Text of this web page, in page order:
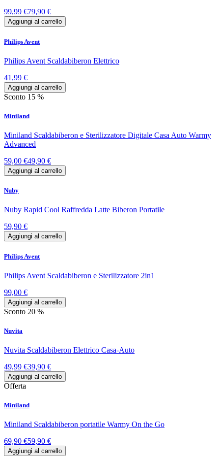
99,99 €79,90 €
Aggiungi al carrello
Philips Avent
Philips Avent Scaldabiberon Elettrico
41,99 €
Aggiungi al carrello
Sconto 15 %
Miniland
Miniland Scaldabiberon e Sterilizzatore Digitale Casa Auto Warmy
Advanced
59,00 €49,90 €
Aggiungi al carrello
Nuby
Nuby Rapid Cool Raffredda Latte Biberon Portatile
59,90 €
Aggiungi al carrello
Philips Avent
Philips Avent Scaldabiberon e Sterilizzatore 2in1
99,00 €
Aggiungi al carrello
Sconto 20 %
Nuvita
Nuvita Scaldabiberon Elettrico Casa-Auto
49,99 €39,90 €
Aggiungi al carrello
Offerta
Miniland
Miniland Scaldabiberon portatile Warmy On the Go
69,90 €59,90 €
Aggiungi al carrello